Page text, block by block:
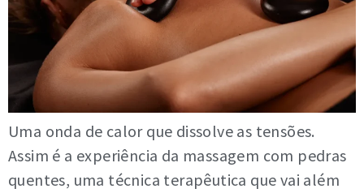
Uma onda de calor que dissolve as tensões.
Assim é a experiência da massagem com pedras
quentes, uma técnica terapêutica que vai além